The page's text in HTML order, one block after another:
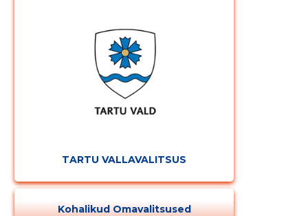
TARTU VALLAVALITSUS
Kohalikud Omavalitsused